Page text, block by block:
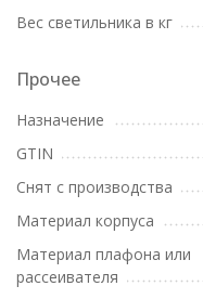
Вес светильника в кг
Прочее
Назначение
GTIN
Снят с производства
Материал корпуса
Материал плафона или
рассеивателя